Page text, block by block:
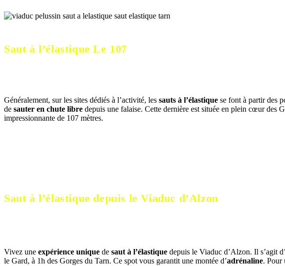
Saut à l’élastique Le 107
Généralement, sur les sites dédiés à l’activité, les sauts à l’élastique se font à partir des
de sauter en chute libre depuis une falaise. Cette dernière est située en plein cœur des
impressionnante de 107 mètres.
Saut à l’élastique depuis le Viaduc d’Alzon
Vivez une expérience unique de saut à l’élastique depuis le Viaduc d’Alzon. Il s’agit
le Gard, à 1h des Gorges du Tarn. Ce spot vous garantit une montée d’adrénaline. Pour